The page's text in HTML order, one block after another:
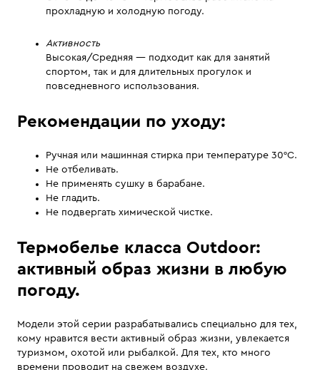
прохладную и холодную погоду.
Активность
Высокая/Средняя — подходит как для занятий
спортом, так и для длительных прогулок и
повседневного использования.
Рекомендации по уходу:
Ручная или машинная стирка при температуре 30°С.
Не отбеливать.
Не применять сушку в барабане.
Не гладить.
Не подвергать химической чистке.
Термобелье класса Outdoor:
активный образ жизни в любую
погоду.
Модели этой серии разрабатывались специально для тех,
кому нравится вести активный образ жизни, увлекается
туризмом, охотой или рыбалкой. Для тех, кто много
времени проводит на свежем воздухе.